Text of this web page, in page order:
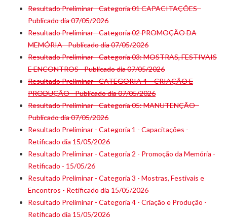
Resultado Preliminar - Categoria 01 CAPACITAÇÕES -
Publicado dia 07/05/2026
Resultado Preliminar - Categoria 02 PROMOÇÃO DA
MEMÓRIA - Publicado dia 07/05/2026
Resultado Preliminar - Categoria 03: MOSTRAS, FESTIVAIS
E ENCONTROS - Publicado dia 07/05/2026
Resultado Preliminar - CATEGORIA 4 – CRIAÇÃO E
PRODUÇÃO - Publicado dia 07/05/2026
Resultado Preliminar - Categoria 05: MANUTENÇÃO -
Publicado dia 07/05/2026
Resultado Preliminar - Categoria 1 - Capacitações -
Retificado dia 15/05/2026
Resultado Preliminar - Categoria 2 - Promoção da Memória -
Retificado - 15/05/26
Resultado Preliminar - Categoria 3 - Mostras, Festivais e
Encontros - Retificado dia 15/05/2026
Resultado Preliminar - Categoria 4 - Criação e Produção -
Retificado dia 15/05/2026